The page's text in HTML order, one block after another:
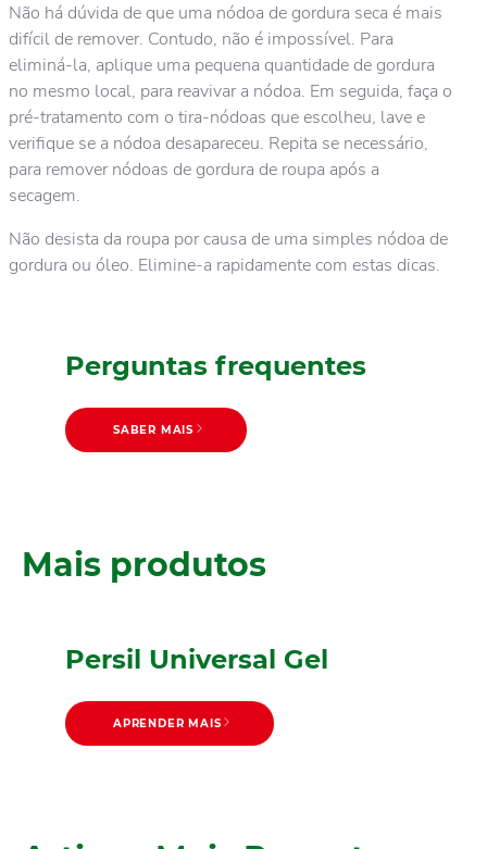
Não há dúvida de que uma nódoa de gordura seca é mais
difícil de remover. Contudo, não é impossível. Para
eliminá-la, aplique uma pequena quantidade de gordura
no mesmo local, para reavivar a nódoa. Em seguida, faça o
pré-tratamento com o tira-nódoas que escolheu, lave e
verifique se a nódoa desapareceu. Repita se necessário,
para remover nódoas de gordura de roupa após a
secagem.
Não desista da roupa por causa de uma simples nódoa de
gordura ou óleo. Elimine-a rapidamente com estas dicas.
Perguntas frequentes
SABER MAIS
Mais produtos
Persil Universal Gel
APRENDER MAIS